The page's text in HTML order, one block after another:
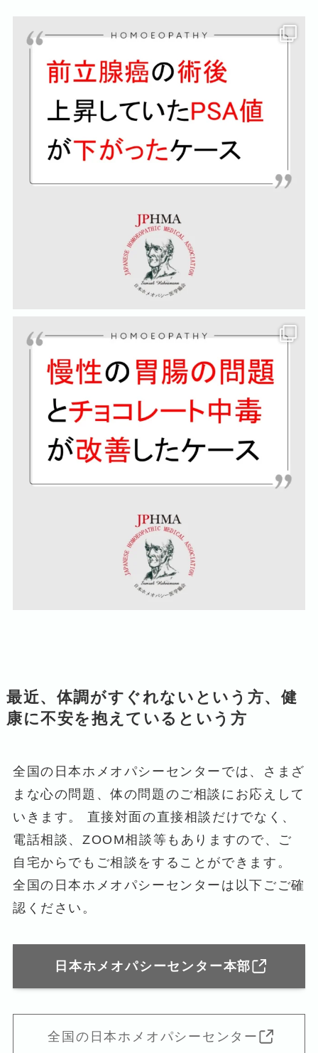
最近、体調がすぐれないという方、健
康に不安を抱えているという方
全国の日本ホメオパシーセンターでは、さまざ
まな心の問題、体の問題のご相談にお応えして
いきます。 直接対面の直接相談だけでなく、
電話相談、ZOOM相談等もありますので、ご
自宅からでもご相談をすることができます。
全国の日本ホメオパシーセンターは以下ごご確
認ください。
日本ホメオパシーセンター本部
全国の日本ホメオパシーセンター